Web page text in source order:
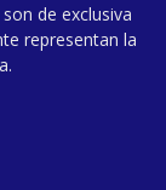
de exclusiva
representan la